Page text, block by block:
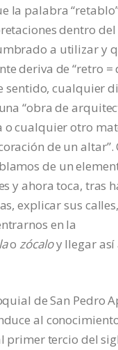
la palabra
dentro
a utilizar y
deriva de “retro =
sentido, cualquier
“obra de
o cualquier otro
de un altar”.
de un
y ahora toca, tras
explicar sus
en la
ozócaloy llegar así
de San Pedro
al
primer tercio del